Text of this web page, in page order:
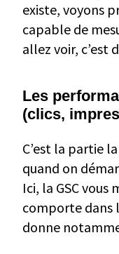
existe, voyons
capable de
allez voir, c’est
Les
(clics,
C’est la partie
quand on
Ici, la GSC
comporte dans
donne